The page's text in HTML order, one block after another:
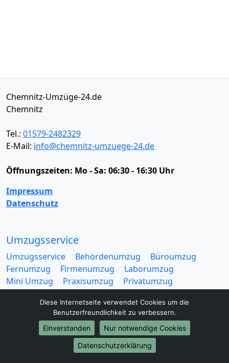
Chemnitz-Umzüge-24.de
Chemnitz
Tel.: 01579-2482329
E-Mail: info@chemnitz-umzuege-24.de
Öffnungszeiten: Mo - Sa: 06:30 - 16:30 Uhr
Impressum
Datenschutz
Umzugsservice
Umzugsservice Behördenumzug
Büroumzug
Fernumzug
Firmenumzug
Laborumzug
Mini Umzug
Praxisumzug
Privatumzug
Entrümpelung
Halteverbotszone
Klaviertransport
Möbellift
Haushaltsauflösung
Möbeltaxi
Möbelmitfahrzentrale
Umzugskartons
Diese Internetseite verwendet Cookies um die
Benutzerfreundlichkeit zu verbessern.
Einverstanden
Nur notwendige Cookies
Datenschutzerklärung